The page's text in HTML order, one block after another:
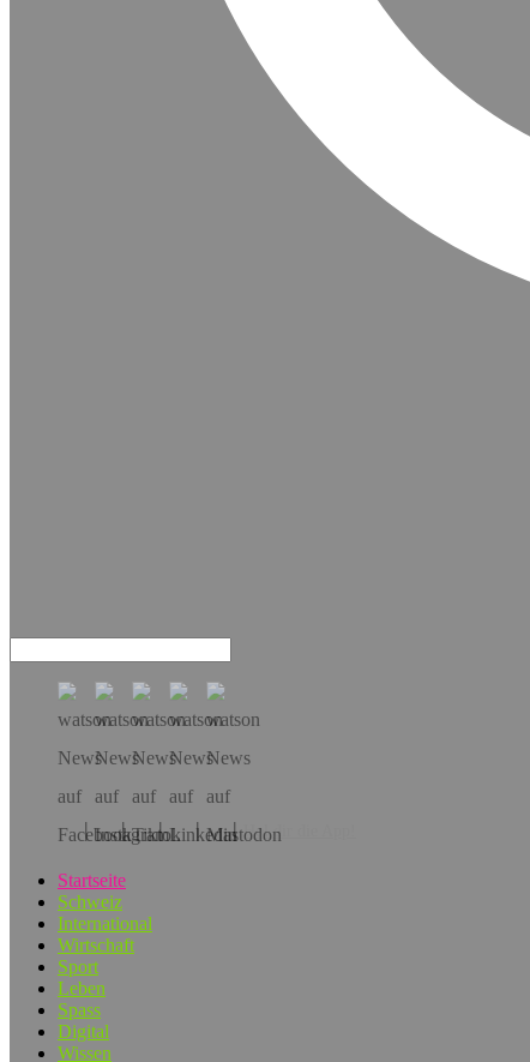
Hol dir die App!
Startseite
Schweiz
International
Wirtschaft
Sport
Leben
Spass
Digital
Wissen